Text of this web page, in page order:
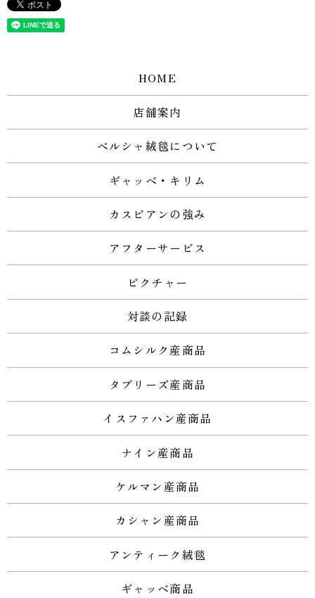
HOME
店舗案内
ペルシャ絨毯について
ギャッベ・キリム
カスピアンの強み
アフターサービス
ピクチャー
対談の記録
コムシルク産商品
タブリーズ産商品
イスファハン産商品
ナイン産商品
ケルマン産商品
カシャン産商品
アンティーク絨毯
ギャッベ商品